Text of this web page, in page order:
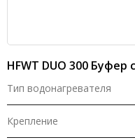
HFWT DUO 300 Буфер
Тип водонагревателя
Крепление